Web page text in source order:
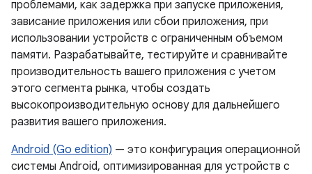
проблемами, как задержка при запуске приложения,
зависание приложения или сбои приложения, при
использовании устройств с ограниченным объемом
памяти. Разрабатывайте, тестируйте и сравнивайте
производительность вашего приложения с учетом
этого сегмента рынка, чтобы создать
высокопроизводительную основу для дальнейшего
развития вашего приложения.
Android (Go edition) — это конфигурация операционной
системы Android, оптимизированная для устройств с